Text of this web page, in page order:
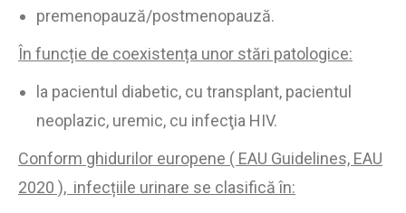
premenopauză/postmenopauză.
În funcție de coexistența unor stări patologice:
la pacientul diabetic, cu transplant, pacientul
neoplazic, uremic, cu infecţia HIV.
Conform ghidurilor europene ( EAU Guidelines, EAU
2020 ), infecțiile urinare se clasifică în: